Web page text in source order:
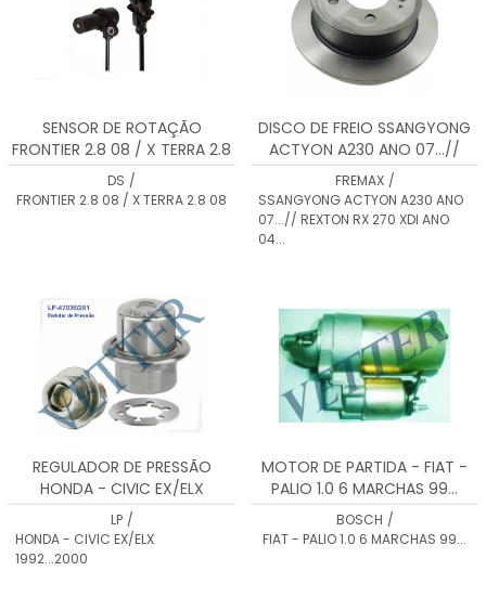
SENSOR DE ROTAÇÃO
FRONTIER 2.8 08 / X TERRA 2.8
08 DS1830
DS /
FRONTIER 2.8 08 / X TERRA 2.8 08
DISCO DE FREIO SSANGYONG
ACTYON A230 ANO 07...//
REXTON RX 270 XDI ANO 04...
BD8675
FREMAX /
SSANGYONG ACTYON A230 ANO
07...// REXTON RX 270 XDI ANO
04...
REGULADOR DE PRESSÃO
HONDA - CIVIC EX/ELX
1992...2000
LP /
HONDA - CIVIC EX/ELX
1992...2000
MOTOR DE PARTIDA - FIAT -
PALIO 1.0 6 MARCHAS 99...
BOSCH /
FIAT - PALIO 1.0 6 MARCHAS 99...